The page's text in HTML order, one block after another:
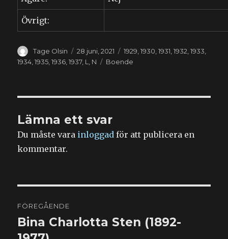
Övrigt:
Författare
Tage Olsin
Publicerat
den
28 juni, 2021 Kategorier
1929,1930,1931,1932,1933,
1934,1935,1936,1937, L, N Etiketter
Boende
Lämna ett svar
Du måste vara inloggad för att publicera en
kommentar.
FÖREGÅENDE
Föregående
inlägg:
Bina Charlotta Sten (1892-